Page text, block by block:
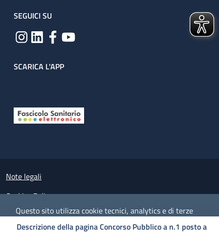
Questo sito utilizza cookie tecnici, analytics e di terze
parti.Proseguendo nella navigazione accetti l'utilizzo dei
cookie.
Descrizione della pagina Concorso Pubblico a n.1 posto a
SEGUICI SU
SCARICA L'APP
Small prints
Note legali
Cookies Policy
Policy privacy e protezione del dato personale